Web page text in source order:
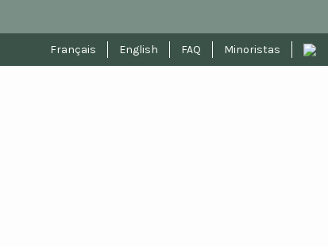
FAQ Minoristas
Français English